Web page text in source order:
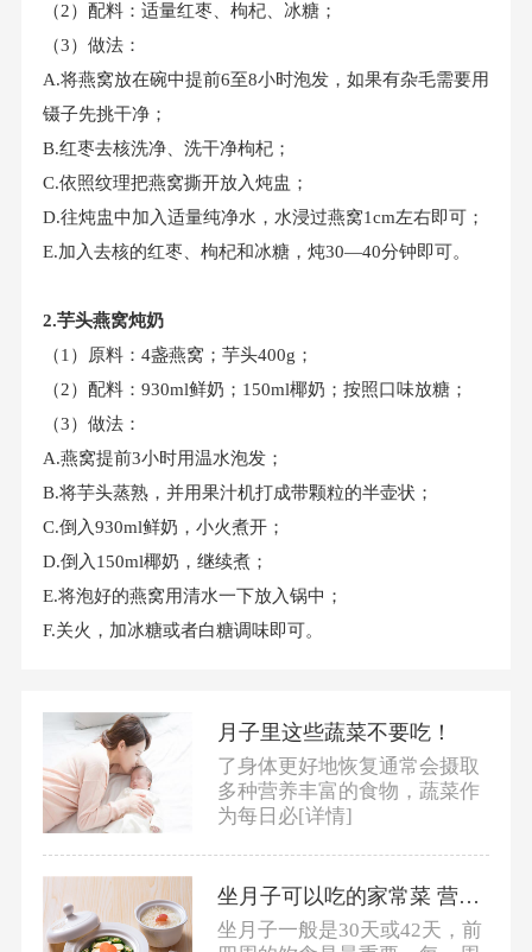
（2）配料：适量红枣、枸杞、冰糖；
（3）做法：
A.将燕窝放在碗中提前6至8小时泡发，如果有杂毛需要用
镊子先挑干净；
B.红枣去核洗净、洗干净枸杞；
C.依照纹理把燕窝撕开放入炖盅；
D.往炖盅中加入适量纯净水，水浸过燕窝1cm左右即可；
E.加入去核的红枣、枸杞和冰糖，炖30—40分钟即可。
2.芋头燕窝炖奶
（1）原料：4盏燕窝；芋头400g；
（2）配料：930ml鲜奶；150ml椰奶；按照口味放糖；
（3）做法：
A.燕窝提前3小时用温水泡发；
B.将芋头蒸熟，并用果汁机打成带颗粒的半壶状；
C.倒入930ml鲜奶，小火煮开；
D.倒入150ml椰奶，继续煮；
E.将泡好的燕窝用清水一下放入锅中；
F.关火，加冰糖或者白糖调味即可。
月子里这些蔬菜不要吃！
了身体更好地恢复通常会摄取
多种营养丰富的食物，蔬菜作
为每日必[详情]
坐月子可以吃的家常菜 营养师推荐月子食谱！
坐月子一般是30天或42天，前